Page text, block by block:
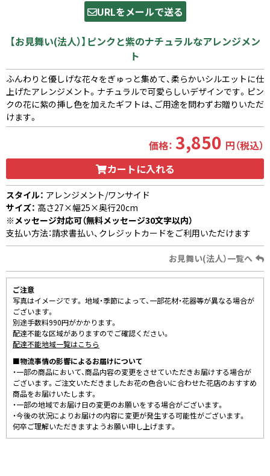
URLをメールで送る
【お見舞い(法人）】ピンクと紫のナチュラルなアレンジメン
ト
ふんわりと優しげな花々をぎゅっと集めて、柔らかいシルエットに仕
上げたアレンジメント。ナチュラルで可愛らしいデザインです。ピン
クの花に紫の挿し色を加えたギフトは、ご用途を問わずお贈りいただ
けます。
価格： 3,850 円（税込）
カートに入れる
スタイル： アレンジメント/ワンサイド
サイズ： 高さ27×幅25×奥行20cm
※メッセージ対応可（無料メッセージ30文字以内）
支払い方法：請求書払い、クレジットカードをご利用いただけます
お見舞い(法人）一覧へ
ご注意
写真はイメージです。 地域・季節によって、一部花材・花器等が異なる場合が
ございます。
別途手数料990円がかかります。
配達不能な区域がありますのでご確認ください。
配達不能地域一覧はこちら
■物流事情の影響によるお届けについて
・一部の商品において、商品内容の変更をさせていただきお届けする場合が
ございます。ご注文いただきましたお花の色合いに合わせた花店のおすすめ
商品をお届けいたします。
・一部の地域でお届け日の変更のお願いをする場合がございます。
・今後の状況によりお届けの内容に変更が発生する可能性がございます。
何卒ご理解いただきますようお願い申し上げます。